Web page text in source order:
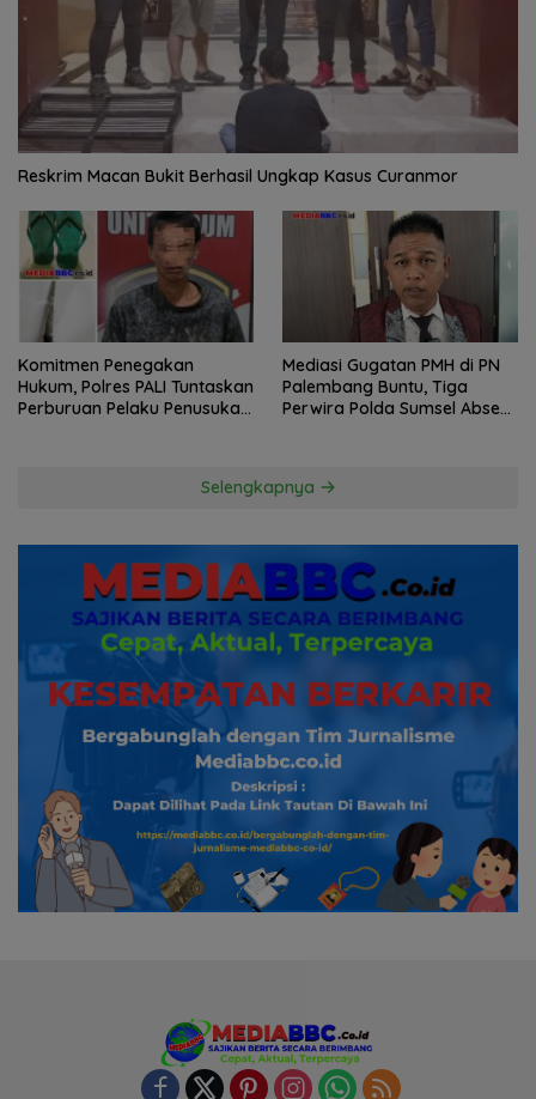
Reskrim Macan Bukit Berhasil Ungkap Kasus Curanmor
Komitmen Penegakan
Hukum, Polres PALI Tuntaskan
Perburuan Pelaku Penusukan
Mediasi Gugatan PMH di PN
Palembang Buntu, Tiga
Perwira Polda Sumsel Absen,
Selengkapnya